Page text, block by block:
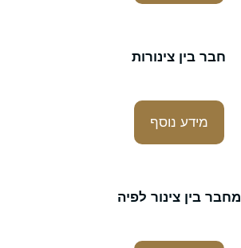
חבר בין צינורות
מידע נוסף
מחבר בין צינור לפיה